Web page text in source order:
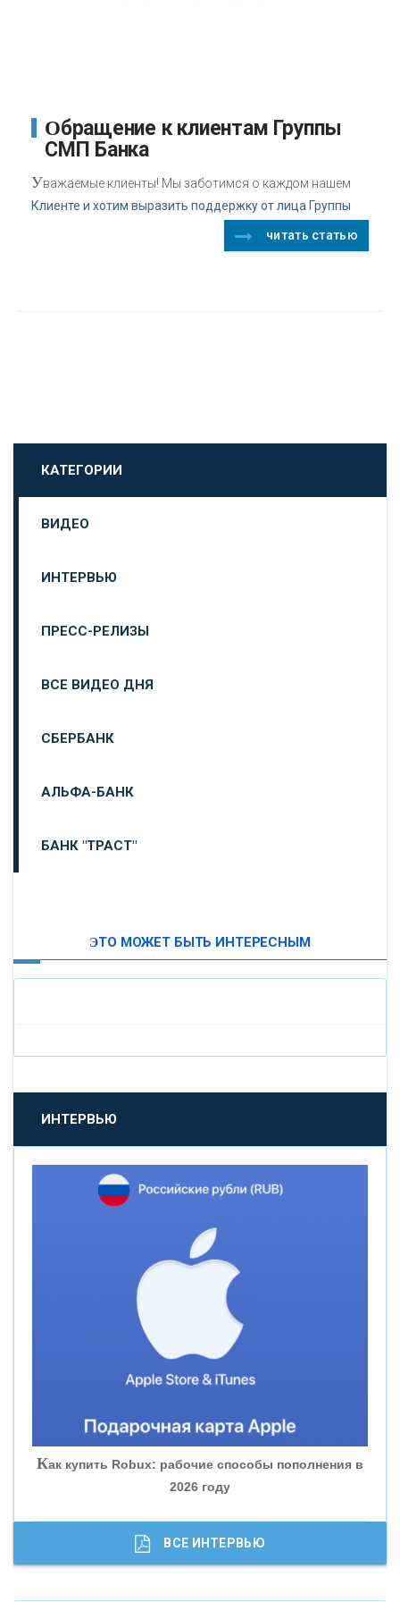
Обращение к клиентам Группы
СМП Банка
Уважаемые клиенты! Мы заботимся о каждом нашем
Клиенте и хотим выразить поддержку от лица Группы
читать статью
КАТЕГОРИИ
ВИДЕО
ИНТЕРВЬЮ
ПРЕСС-РЕЛИЗЫ
ВСЕ ВИДЕО ДНЯ
СБЕРБАНК
АЛЬФА-БАНК
БАНК "ТРАСТ"
«БАНК САНКТ-ПЕТЕРБУРГ»
«ПРОМСВЯЗЬБАНК»
«НОВИКОМБАНК»
«ВНЕШПРОМБАНК»
«БАНК ГЛОБЭКС»
«СОВКОМБАНК»
«ГАЗПРОМБАНК»
«МОСКОВСКИЙ КРЕДИТНЫЙ БАНК»
ЭТО МОЖЕТ БЫТЬ ИНТЕРЕСНЫМ
ИНТЕРВЬЮ
Как купить Robux: рабочие способы пополнения в
2026 году
ВСЕ ИНТЕРВЬЮ